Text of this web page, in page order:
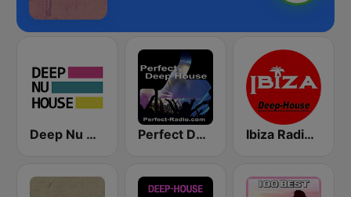
Deep Nu House Radio by SO&SO Perfect Deep House Ibiza Radios - Deep House